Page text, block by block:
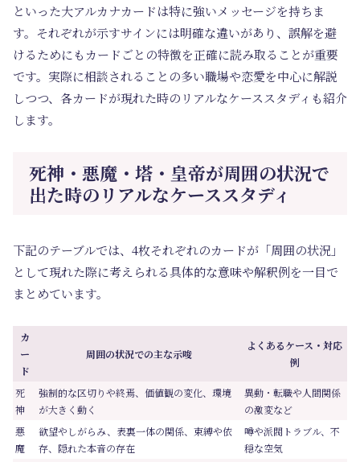
といった大アルカナカードは特に強いメッセージを持ちま
す。それぞれが示すサインには明確な違いがあり、誤解を避
けるためにもカードごとの特徴を正確に読み取ることが重要
です。実際に相談されることの多い職場や恋愛を中心に解説
しつつ、各カードが現れた時のリアルなケーススタディも紹介
します。
死神・悪魔・塔・皇帝が周囲の状況で
出た時のリアルなケーススタディ
下記のテーブルでは、4枚それぞれのカードが「周囲の状況」
として現れた際に考えられる具体的な意味や解釈例を一目で
まとめています。
カ
ー
ド
周囲の状況での主な示唆
よくあるケース・対応
例
死
神
強制的な区切りや終焉、価値観の変化、環境
が大きく動く
異動・転職や人間関係
の激変など
悪
魔
欲望やしがらみ、表裏一体の関係、束縛や依
存、隠れた本音の存在
噂や派閥トラブル、不
穏な空気